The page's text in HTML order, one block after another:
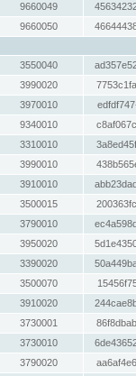
9660049
9660050
3550040
3990020
3970010
9340010
3310010
3990010
3910010
3500015
3790010
3950020
3390020
3500070
3910020
3730001
3730010
3790020